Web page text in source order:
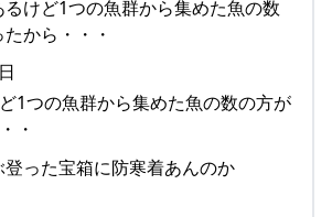
1つの魚群から集めた魚の数の方が
・